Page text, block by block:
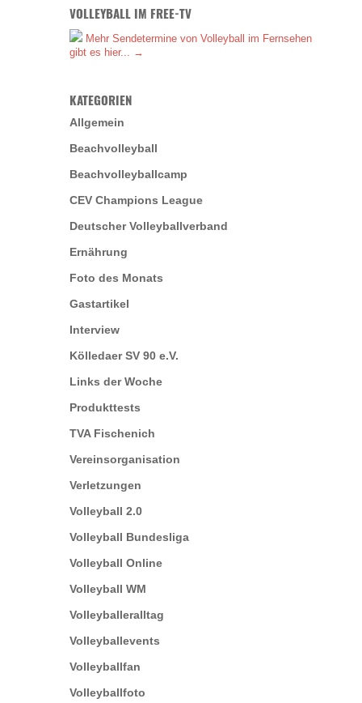
VOLLEYBALL IM FREE-TV
Mehr Sendetermine von Volleyball im Fernsehen
gibt es hier... →
KATEGORIEN
Allgemein
Beachvolleyball
Beachvolleyballcamp
CEV Champions League
Deutscher Volleyballverband
Ernährung
Foto des Monats
Gastartikel
Interview
Kölledaer SV 90 e.V.
Links der Woche
Produkttests
TVA Fischenich
Vereinsorganisation
Verletzungen
Volleyball 2.0
Volleyball Bundesliga
Volleyball Online
Volleyball WM
Volleyballeralltag
Volleyballevents
Volleyballfan
Volleyballfoto